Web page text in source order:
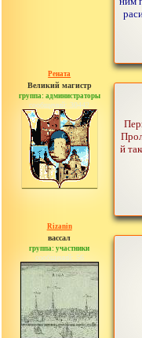
Рената
Великий магистр
группа: администраторы
сообщений: 30442
й
Rizanin
вассал
группа: участники
сообщений: 56